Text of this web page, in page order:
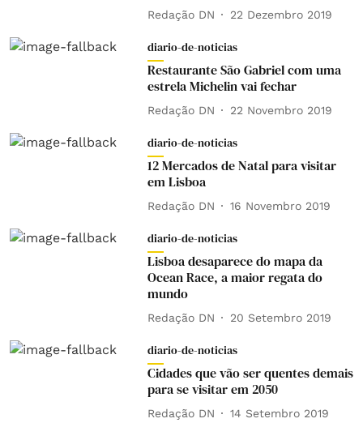
Redação DN 22 Dezembro 2019
diario-de-noticias
Restaurante São Gabriel com uma
estrela Michelin vai fechar
Redação DN 22 Novembro 2019
diario-de-noticias
12 Mercados de Natal para visitar
em Lisboa
Redação DN 16 Novembro 2019
diario-de-noticias
Lisboa desaparece do mapa da
Ocean Race, a maior regata do
mundo
Redação DN 20 Setembro 2019
diario-de-noticias
Cidades que vão ser quentes demais
para se visitar em 2050
Redação DN 14 Setembro 2019